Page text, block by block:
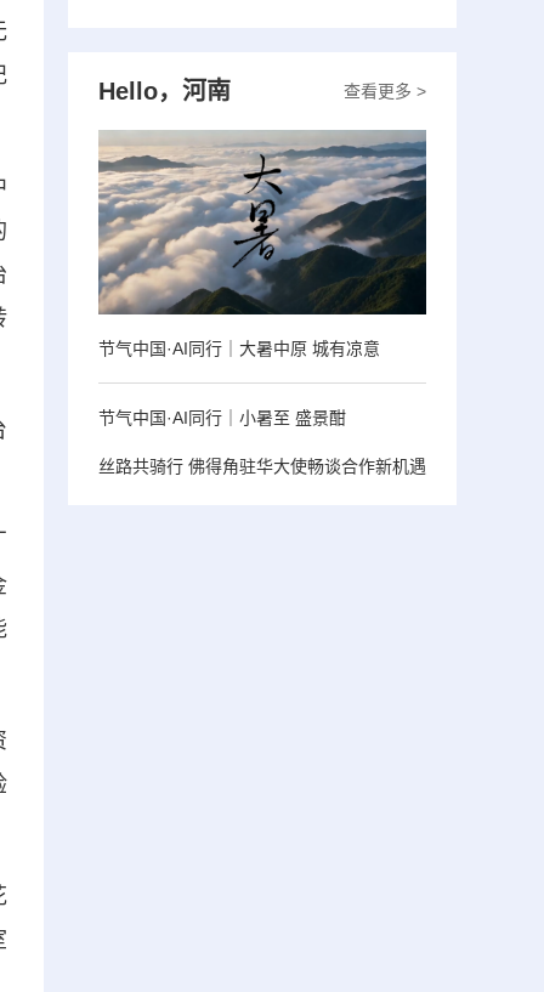
查看更多 >
Hello，河南
节气中国·AI同行｜大暑中原 城有凉意
节气中国·AI同行｜小暑至 盛景酣
丝路共骑行 佛得角驻华大使畅谈合作新机遇